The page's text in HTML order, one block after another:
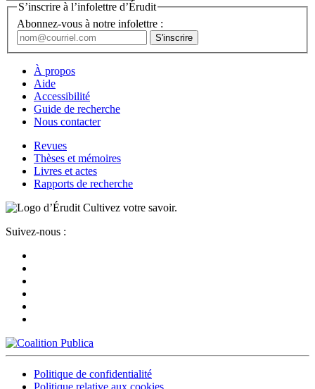
S’inscrire à l’infolettre d’Érudit
Abonnez-vous à notre infolettre :
À propos
Aide
Accessibilité
Guide de recherche
Nous contacter
Revues
Thèses et mémoires
Livres et actes
Rapports de recherche
Cultivez votre savoir.
Suivez-nous :
Politique de confidentialité
Politique relative aux cookies